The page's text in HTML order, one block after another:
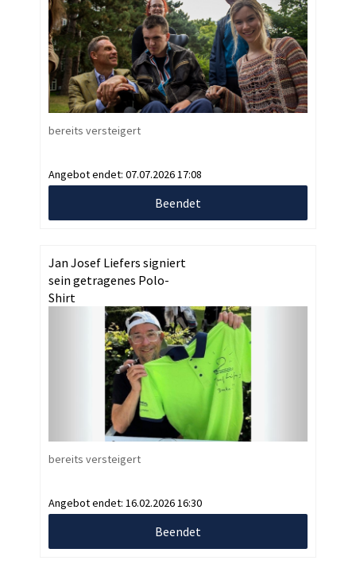
bereits versteigert
Angebot endet: 07.07.2026 17:08
Beendet
Jan Josef Liefers signiert
sein getragenes Polo-
Shirt
bereits versteigert
Angebot endet: 16.02.2026 16:30
Beendet